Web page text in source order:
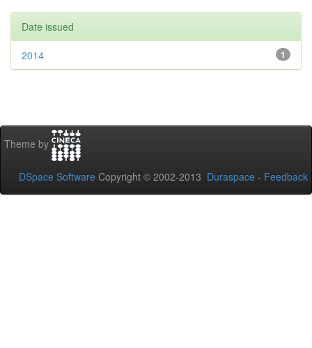
Date issued
1
2014
Theme by
DSpace Software Copyright © 2002-2013 Duraspace - Feedback